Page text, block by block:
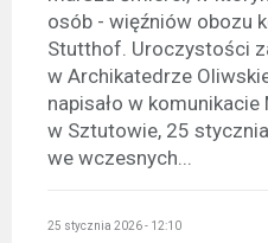
osób - więźniów obozu
Stutthof. Uroczystości
w Archikatedrze
napisało w
w Sztutowie, 25
we wczesnych...
25 stycznia 2026 - 12:10